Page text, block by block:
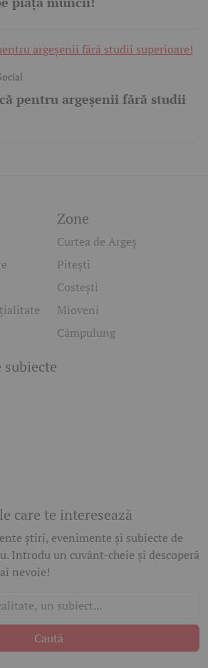
pentru argeșenii fără studii
Zone
Curtea de Argeș
Pitești
Costești
Mioveni
Câmpulung
subiecte
care te interesează
știri, evenimente și subiecte de
Introdu un cuvânt-cheie și descoperă
nevoie!
Caută